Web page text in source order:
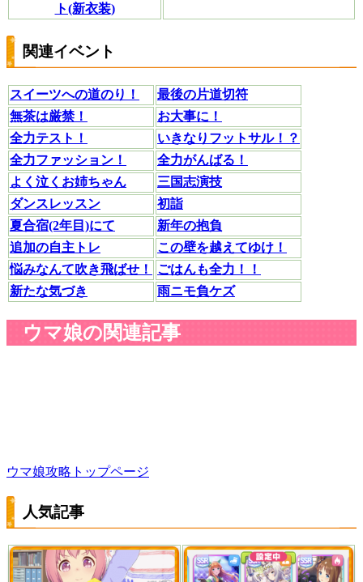
ト(新衣装)
関連イベント
スイーツへの道のり！
最後の片道切符
無茶は厳禁！
お大事に！
全力テスト！
いきなりフットサル！？
全力ファッション！
全力がんばる！
よく泣くお姉ちゃん
三国志演技
ダンスレッスン
初詣
夏合宿(2年目)にて
新年の抱負
追加の自主トレ
この壁を越えてゆけ！
悩みなんて吹き飛ばせ！
ごはんも全力！！
新たな気づき
雨ニモ負ケズ
ウマ娘の関連記事
ウマ娘攻略トップページ
人気記事